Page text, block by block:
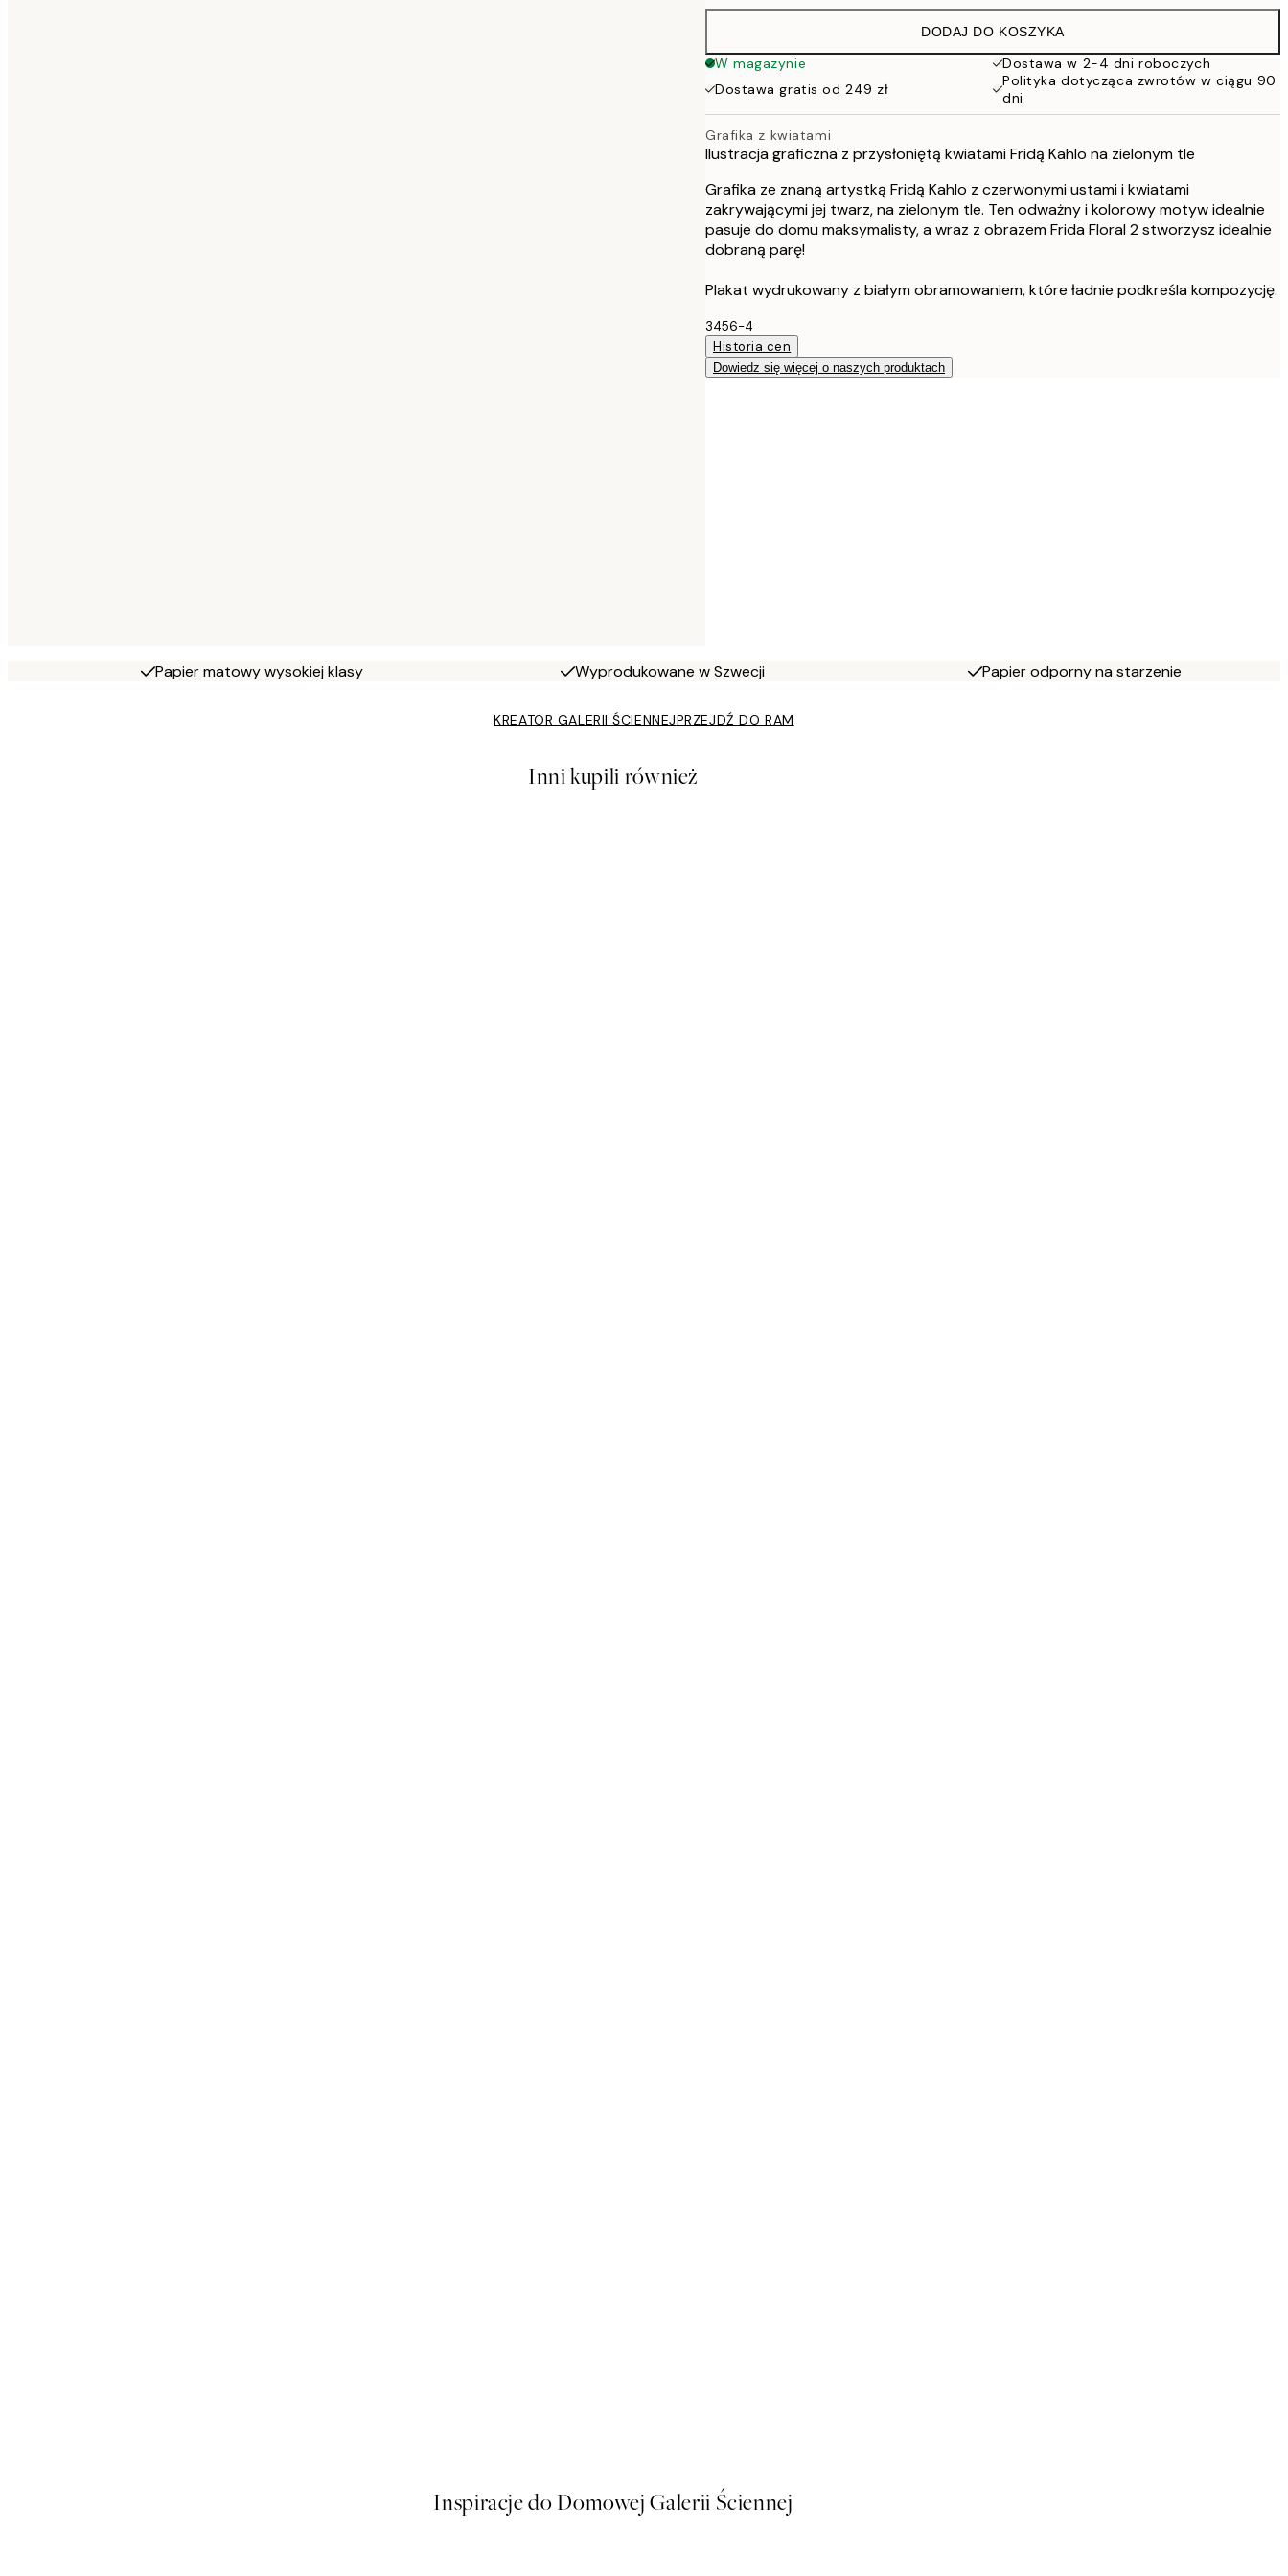
86 zł
108 zł
50x70 cm 76 zł
70x100 cm
100x150 cm
DODAJ DO KOSZYKA
W magazynie
Dostawa w 2-4 dni roboczych
Dostawa gratis od 249 zł
Polityka dotycząca zwrotów w ciągu 90
dni
Grafika z kwiatami
Ilustracja graficzna z przysłoniętą kwiatami Fridą Kahlo na zielonym tle
Grafika ze znaną artystką Fridą Kahlo z czerwonymi ustami i kwiatami
zakrywającymi jej twarz, na zielonym tle. Ten odważny i kolorowy motyw idealnie
pasuje do domu maksymalisty, a wraz z obrazem Frida Floral 2 stworzysz idealnie
dobraną parę!
Plakat wydrukowany z białym obramowaniem, które ładnie podkreśla kompozycję.
3456-4
Historia cen
Dowiedz się więcej o naszych produktach
Papier matowy wysokiej klasy Wyprodukowane w Szwecji Papier odporny na starzenie
KREATOR GALERII ŚCIENNEJPRZEJDŹ DO RAM
Inni kupili również
Inspiracje do Domowej Galerii Ściennej